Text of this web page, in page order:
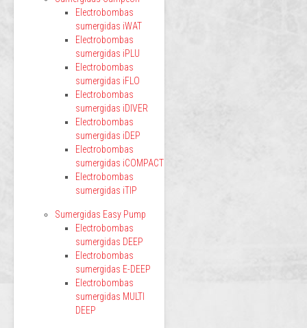
Electrobombas
sumergidas iWAT
Electrobombas
sumergidas iPLU
Electrobombas
sumergidas iFLO
Electrobombas
sumergidas iDIVER
Electrobombas
sumergidas iDEP
Electrobombas
sumergidas iCOMPACT
Electrobombas
sumergidas iTIP
Sumergidas Easy Pump
Electrobombas
sumergidas DEEP
Electrobombas
sumergidas E-DEEP
Electrobombas
sumergidas MULTI
DEEP